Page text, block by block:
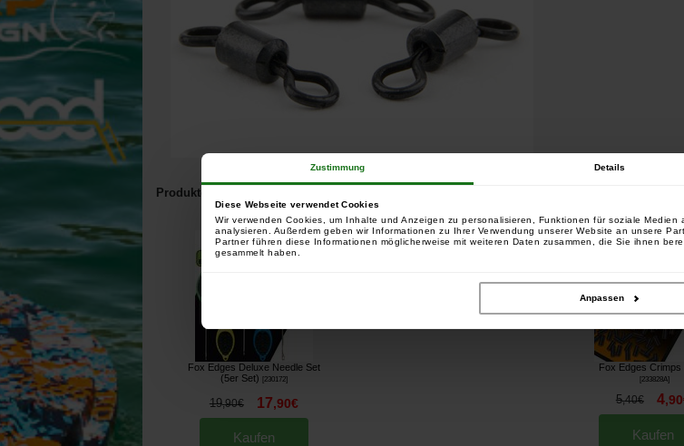
Zustimmung Details
Diese Webseite verwendet Cookies
Wir verwenden Cookies, um Inhalte und Anzeigen zu personalisieren, Funktionen für soziale
analysieren. Außerdem geben wir Informationen zu Ihrer Verwendung unserer Website an unsere
Partner führen diese Informationen möglicherweise mit weiteren Daten zusammen, die Sie ihnen
gesammelt haben.
Anpassen
Produkte, die mit diesem Artikel verbunden sind:
Kunden, die diesen Artikel gekauft haben, haben auch gekauft:
Fox Edges Deluxe Needle Set
(5er Set)
[230172]
19,90€ 17,90€
Kaufen
Fox Edges Crimps
[233828A]
5,40€ 4,90
Kaufen